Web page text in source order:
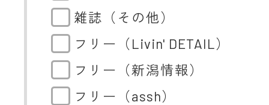
雑誌（その他）
フリー（Livin' DETAIL）
フリー（新潟情報）
フリー（assh）